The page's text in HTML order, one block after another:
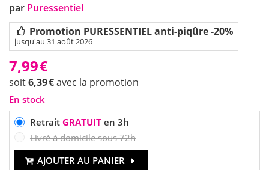
par Puressentiel
Promotion PURESSENTIEL anti-piqûre -20%
jusqu'au 31 août 2026
7,99€
soit6,39€avec la promotion
En stock
Retrait GRATUITen 3h
Livré à domicile sous 72h
AJOUTER AU PANIER